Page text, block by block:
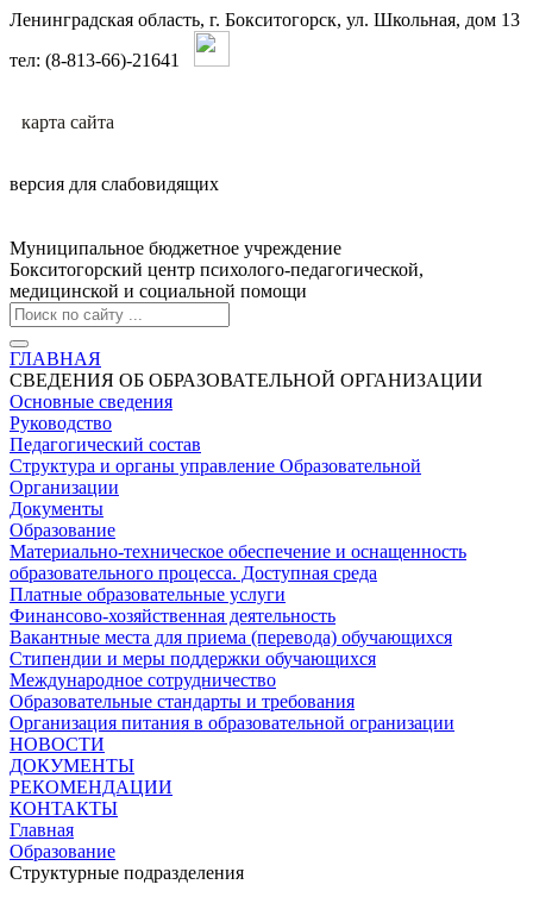
Ленинградская область, г. Бокситогорск, ул. Школьная, дом 13
тел: (8-813-66)-21641
карта сайтa
версия для слабовидящих
Муниципальное бюджетное учреждение
Бокситогорский центр психолого-педагогической,
медицинской и социальной помощи
ГЛАВНАЯ
СВЕДЕНИЯ ОБ ОБРАЗОВАТЕЛЬНОЙ ОРГАНИЗАЦИИ
Основные сведения
Руководство
Педагогический состав
Структура и органы управление Образовательной
Организации
Документы
Образование
Материально-техническое обеспечение и оснащенность
образовательного процесса. Доступная среда
Платные образовательные услуги
Финансово-хозяйственная деятельность
Вакантные места для приема (перевода) обучающихся
Стипендии и меры поддержки обучающихся
Международное сотрудничество
Образовательные стандарты и требования
Организация питания в образовательной огранизации
НОВОСТИ
ДОКУМЕНТЫ
РЕКОМЕНДАЦИИ
КОНТАКТЫ
Главная
Образование
Структурные подразделения